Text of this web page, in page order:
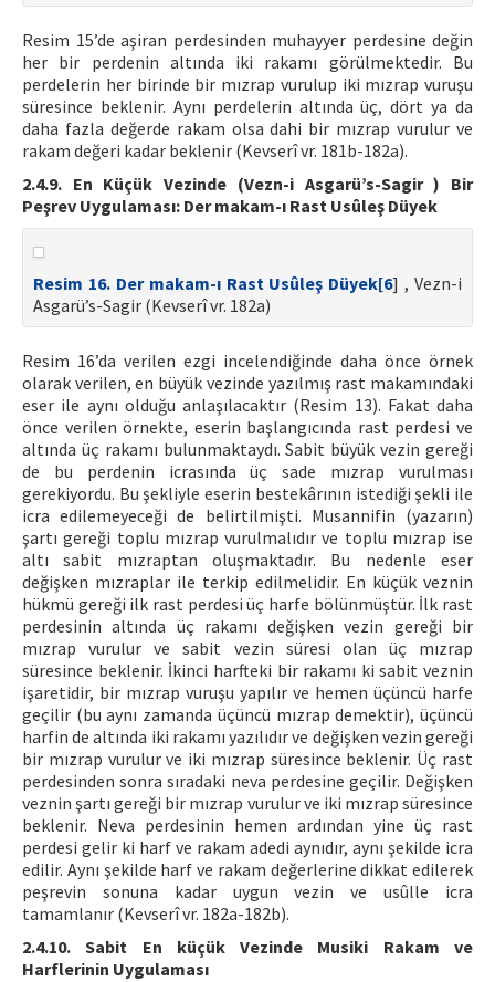
Resim 15’de aşiran perdesinden muhayyer perdesine değin
her bir perdenin altında iki rakamı görülmektedir. Bu
perdelerin her birinde bir mızrap vurulup iki mızrap vuruşu
süresince beklenir. Aynı perdelerin altında üç, dört ya da
daha fazla değerde rakam olsa dahi bir mızrap vurulur ve
rakam değeri kadar beklenir (Kevserî vr. 181b-182a).
2.4.9. En Küçük Vezinde (Vezn-i Asgarü’s-Sagir ) Bir
Peşrev Uygulaması: Der makam-ı Rast Usûleş Düyek
Resim 16. Der makam-ı Rast Usûleş Düyek[6] , Vezn-i
Asgarü’s-Sagir (Kevserî vr. 182a)
Resim 16’da verilen ezgi incelendiğinde daha önce örnek
olarak verilen, en büyük vezinde yazılmış rast makamındaki
eser ile aynı olduğu anlaşılacaktır (Resim 13). Fakat daha
önce verilen örnekte, eserin başlangıcında rast perdesi ve
altında üç rakamı bulunmaktaydı. Sabit büyük vezin gereği
de bu perdenin icrasında üç sade mızrap vurulması
gerekiyordu. Bu şekliyle eserin bestekârının istediği şekli ile
icra edilemeyeceği de belirtilmişti. Musannifin (yazarın)
şartı gereği toplu mızrap vurulmalıdır ve toplu mızrap ise
altı sabit mızraptan oluşmaktadır. Bu nedenle eser
değişken mızraplar ile terkip edilmelidir. En küçük veznin
hükmü gereği ilk rast perdesi üç harfe bölünmüştür. İlk rast
perdesinin altında üç rakamı değişken vezin gereği bir
mızrap vurulur ve sabit vezin süresi olan üç mızrap
süresince beklenir. İkinci harfteki bir rakamı ki sabit veznin
işaretidir, bir mızrap vuruşu yapılır ve hemen üçüncü harfe
geçilir (bu aynı zamanda üçüncü mızrap demektir), üçüncü
harfin de altında iki rakamı yazılıdır ve değişken vezin gereği
bir mızrap vurulur ve iki mızrap süresince beklenir. Üç rast
perdesinden sonra sıradaki neva perdesine geçilir. Değişken
veznin şartı gereği bir mızrap vurulur ve iki mızrap süresince
beklenir. Neva perdesinin hemen ardından yine üç rast
perdesi gelir ki harf ve rakam adedi aynıdır, aynı şekilde icra
edilir. Aynı şekilde harf ve rakam değerlerine dikkat edilerek
peşrevin sonuna kadar uygun vezin ve usûlle icra
tamamlanır (Kevserî vr. 182a-182b).
2.4.10. Sabit En küçük Vezinde Musiki Rakam ve
Harflerinin Uygulaması